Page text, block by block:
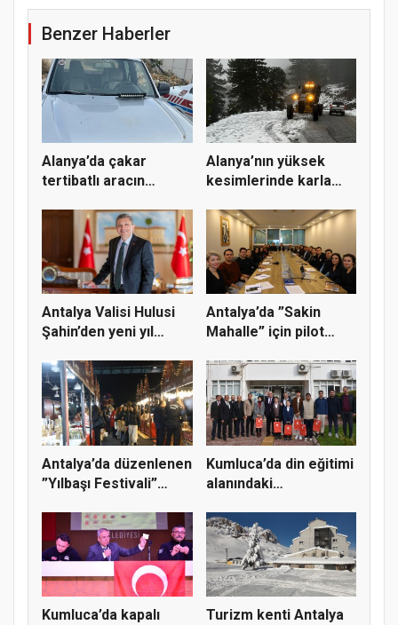
Benzer Haberler
Alanya’da çakar
tertibatlı aracın
Alanya’nın yüksek
kesimlerinde karla
Antalya Valisi Hulusi
Şahin’den yeni yıl
Antalya’da ”Sakin
Mahalle” için pilot
Antalya’da düzenlenen
”Yılbaşı Festivali”
Kumluca’da din eğitimi
alanındaki
Kumluca’da kapalı
Turizm kenti Antalya